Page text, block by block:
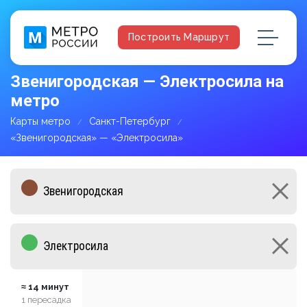
Построить Маршрут
Звенигородская — Электросила на
метро
Карты метро
Санкт-Петербург
«Звенигородская» — «Электросила»
≈ 14 минут
1 пересадка